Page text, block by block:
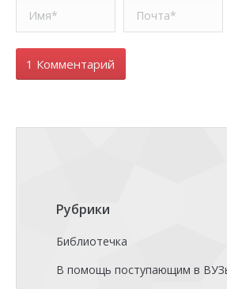
Имя * Почта *
1 Комментарий
Рубрики
Библиотечка
В помощь поступающим в